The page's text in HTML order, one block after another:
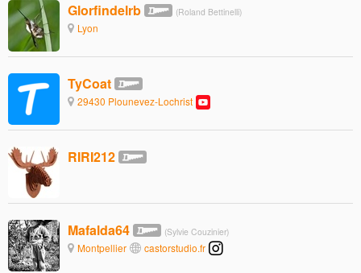
Glorfindelrb (Roland Bettinelli)
Lyon
TyCoat
29430 Plounevez-Lochrist
RIRI212
Mafalda64 (Sylvie Couzinier)
Montpellier castorstudio.fr